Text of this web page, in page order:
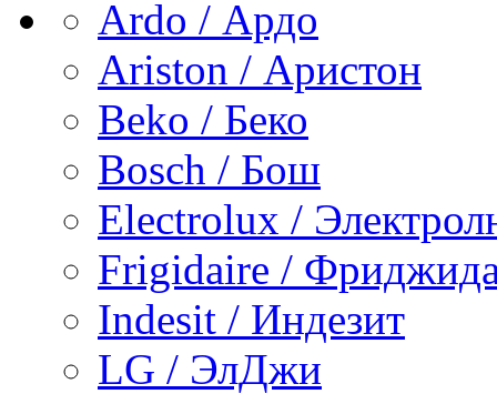
Ardo / Ардо
Ariston / Аристон
Beko / Беко
Bosch / Бош
Electrolux /
Frigidaire /
Indesit / Индезит
LG / ЭлДжи